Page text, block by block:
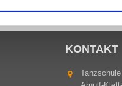
KONTAKT